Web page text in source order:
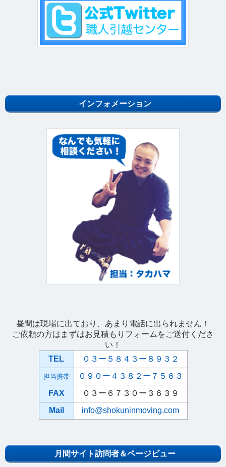
インフォメーション
昼間は現場に出ており、あまり電話に出られません！
ご依頼の方はまずはお見積もりフォームをご送付くださ
い！
TEL
０３ー５８４３ー８９３２
担当携帯
０９０ー４３８２ー７５６３
FAX
０３ー６７３０ー３６３９
Mail
info@shokuninmoving.com
月間サイト訪問者＆ページビュー